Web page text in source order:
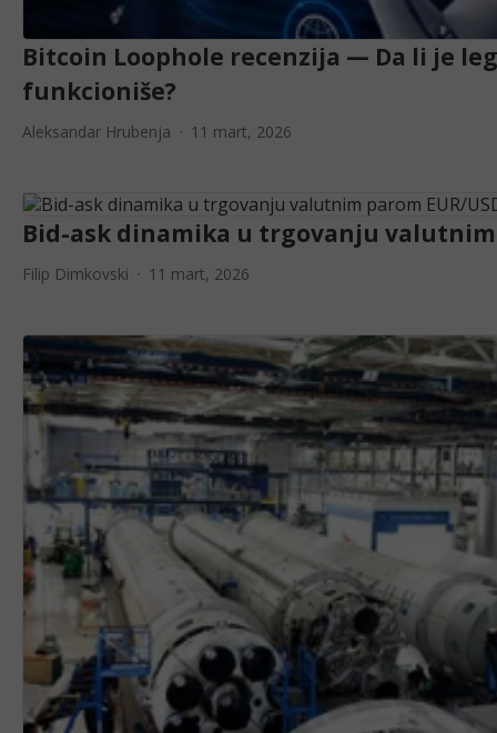
Bitcoin Loophole recenzija — Da li je
funkcioniše?
Aleksandar Hrubenja 11 mart, 2026
Bid-ask dinamika u trgovanju valutnim
Filip Dimkovski 11 mart, 2026